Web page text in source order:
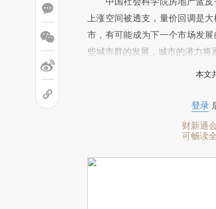
上涨空间被透支，量价回调是
市，有可能成为下一个市场发
些城市群的发展，城市的潜力将
本文
登录
财新通
可畅读